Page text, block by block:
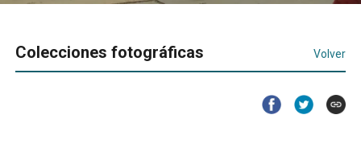
Colecciones fotográficas Volver